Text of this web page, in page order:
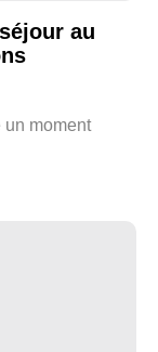
au
un moment